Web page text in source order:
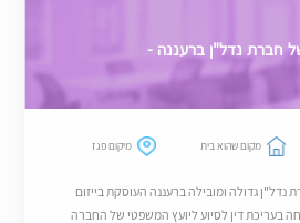
חברת נדל"ן ברעננה -
מקום שהוא בית מיקום פגז
גדולה ומובילה ברעננה העוסקת בייזום
בעריכת דין לסיוע ליועץ המשפטי של החברה